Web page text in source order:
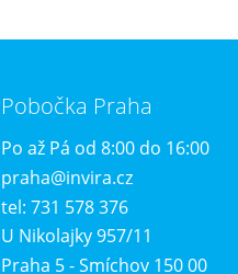
Pobočka Praha
Po až Pá od 8:00 do 16:00
praha@invira.cz
tel: 731 578 376
U Nikolajky 957/11
Praha 5 - Smíchov 150 00